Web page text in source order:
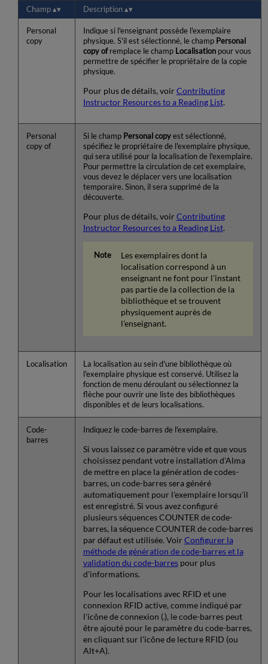
Champ Description
Personal
copy
Indique si l'enseignant possède l'exemplaire
physique. S'il est sélectionné, le champ Personal
copy ofremplace le champ Localisationpour vous
permettre de spécifier le propriétaire de la copie
physique.
Pour plus de détails, voirContributing
Instructor Resources to a Reading List.
Personal
copy of
Si le champ Personal copyest sélectionné,
spécifiez le propriétaire de l'exemplaire physique,
qui sera utilisé pour la localisation de l'exemplaire.
Pour permettre la circulation de cet exemplaire,
vous devez le déplacer vers une localisation
temporaire. Sinon, il sera supprimé de la
découverte.
Pour plus de détails, voir Contributing
Instructor Resources to a Reading List.
Les exemplaires dont la
localisation correspond à un
enseignant ne font pour l'instant
pas partie de la collection de la
bibliothèque et se trouvent
physiquement auprès de
l'enseignant.
Localisation
La localisation au sein d'une bibliothèque où
l'exemplaire physique est conservé. Utilisez la
fonction de menu déroulant ou sélectionnez la
flèche pour ouvrir une liste des bibliothèques
disponibles et de leurs localisations.
Code-
barres
Indiquez le code-barres de l'exemplaire.
Si vous laissez ce paramètre vide et que vous
choisissez pendant votre installation d'Alma
de mettre en place la génération de codes-
barres, un code-barres sera généré
automatiquement pour l'exemplaire lorsqu'il
est enregistré. Si vous avez configuré
plusieurs séquences COUNTER de code-
barres, la séquence COUNTER de code-barres
par défaut est utilisée. Voir Configurer la
méthode de génération de code-barres et la
validation du code-barrespour plus
d'informations.
Pour les localisations avec RFID et une
connexion RFID active, comme indiqué par
l'icône de connexion (), le code-barres peut
être ajouté pour le paramètre du code-barres,
en cliquant sur l'icône de lecture RFID (ou
Alt+A).